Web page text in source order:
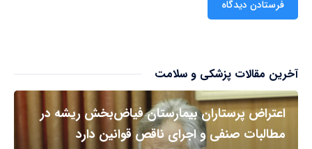
آخرین مقالات پزشکی و سلامت
اعتراض پرستاران بیمارستان فیاض‌بخش ریشه در
مطالبات صنفی و اجرای ناقص قوانین دارد